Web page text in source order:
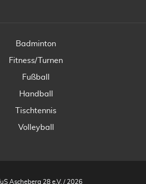
Badminton
Fitness/Turnen
Fußball
Handball
Tischtennis
Volleyball
Ascheberg 28 e.V. / 2026